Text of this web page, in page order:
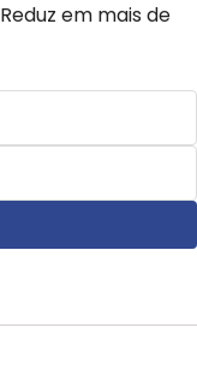
em mais de